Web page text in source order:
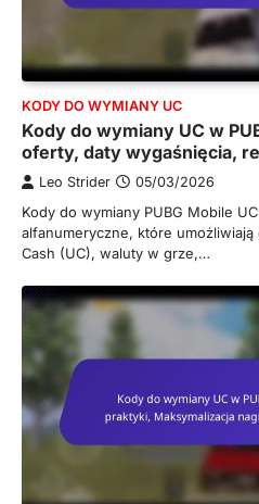
KODY DO WYMIANY UC
Kody do wymiany UC w
oferty, daty wygaśnięcia,
Leo Strider 05/03/2026
Kody do wymiany PUBG Mobile
alfanumeryczne, które
Cash (UC), waluty w grze,…